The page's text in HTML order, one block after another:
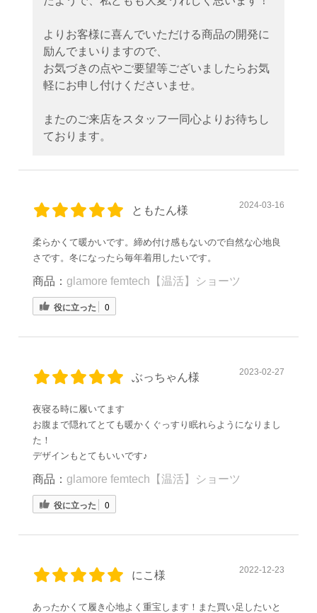
よりお客様に喜んでいただける商品の開発に
励んでまいりますので、
お気づきの点やご要望等ございましたらお気
軽にお申し付けくださいませ。
またのご来店をスタッフ一同心よりお待ちし
ております。
ともたん様 2024-03-16
柔らかくて暖かいです。締め付け感もないので自然な心地良
さです。冬になったら毎年着用したいです。
商品： glamore femtech【温活】ショーツ
役に立った 0
ぶっちゃん様 2023-02-27
夜寝る時に履いてます
お腹まで隠れてとても暖かくぐっすり眠れらようになりまし
た！
デザインもとてもいいです♪
商品： glamore femtech【温活】ショーツ
役に立った 0
にこ様 2022-12-23
あったかくて履き心地よく重宝します！また買い足したいと